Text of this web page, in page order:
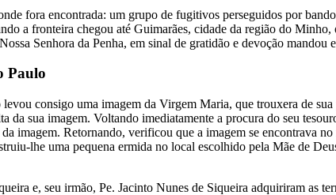
fora encontrada: um grupo de fugitivos perseguidos por
a fronteira chegou até Guimarães, cidade da região do
Senhora da Penha, em sinal de gratidão e devoção
Paulo
consigo uma imagem da Virgem Maria, que trouxera de
da sua imagem. Voltando imediatamente a procura do seu
imagem. Retornando, verificou que a imagem se encontrava
lhe uma pequena ermida no local escolhido pela Mãe de
e, seu irmão, Pe. Jacinto Nunes de Siqueira adquiriram as